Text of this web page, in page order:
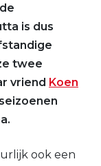
is dus
twee
vriend Koen
ook een